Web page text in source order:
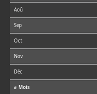
Aoû
Sep
Oct
Nov
Déc
⌀ Mois